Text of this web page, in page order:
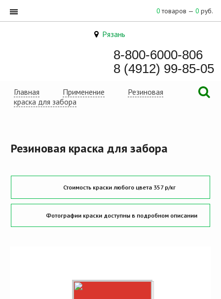
0товаров — 0 руб.
Рязань
8-800-6000-806
8 (4912) 99-85-05
Главная Применение
Резиновая
краска для забора
Резиновая краска для забора
Стоимость краски любого цвета 357 р/кг
Фотографии краски доступны в подробном описании